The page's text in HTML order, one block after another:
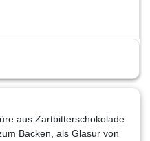
aus Zartbitterschokolade
Backen, als Glasur von